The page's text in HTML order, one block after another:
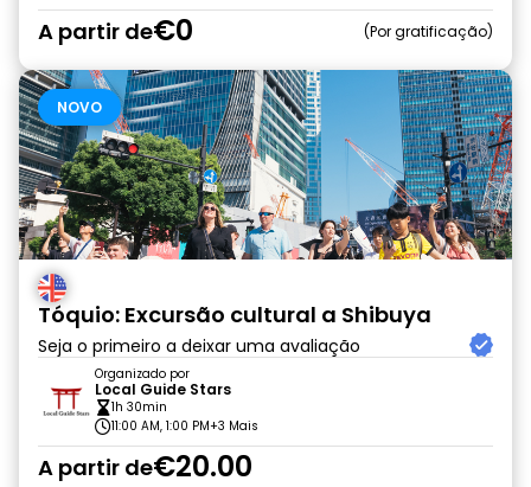
A partir de€0 Por gratificação
NOVO
Tóquio: Excursão cultural a Shibuya
Seja o primeiro a deixar uma avaliação
Organizado por
Local Guide Stars
1h 30min
11:00 AM, 1:00 PM+3 Mais
A partir de€20.00